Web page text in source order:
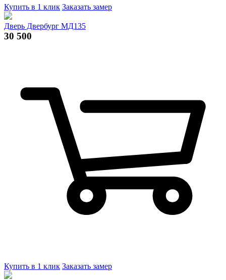
Купить в 1 клик Заказать замер
Дверь Двербург МД135
30 500
Купить в 1 клик Заказать замер